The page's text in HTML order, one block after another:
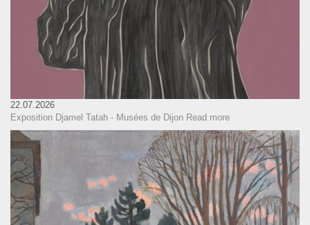
22.07.2026
Exposition Djamel Tatah - Musées de Dijon Read more